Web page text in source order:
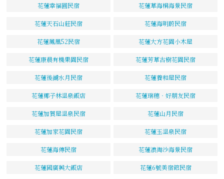
花蓮幸福圓民宿 花蓮草海桐海景民宿
花蓮天石山莊民宿 花蓮海明蔚民宿
花蓮鳳凰52民宿 花蓮大方花園小木屋
花蓮康晨有機果園民宿 花蓮芳草古樹花園民宿
花蓮後湖水月民宿 花蓮養和屋民宿
花蓮椰子林溫泉飯店 花蓮瑞穗‧好朋友民宿
花蓮加賀屋溫泉民宿 花蓮山月民宿
花蓮加家花園民宿 花蓮玉溫泉民宿
花蓮海傳民宿 花蓮浪淘沙海景民宿
花蓮國廣興大飯店 花蓮6號美宿館民宿